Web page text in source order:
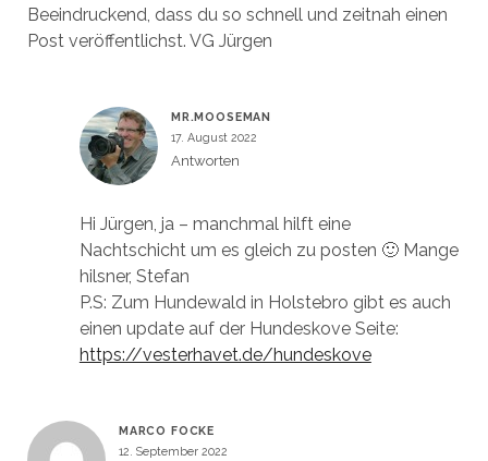
Beeindruckend, dass du so schnell und zeitnah einen
Post veröffentlichst. VG Jürgen
MR.MOOSEMAN
17. August 2022
Antworten
Hi Jürgen, ja – manchmal hilft eine
Nachtschicht um es gleich zu posten 🙂 Mange
hilsner, Stefan
P.S: Zum Hundewald in Holstebro gibt es auch
einen update auf der Hundeskove Seite:
https://vesterhavet.de/hundeskove
MARCO FOCKE
12. September 2022